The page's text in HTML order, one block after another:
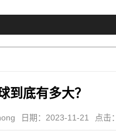
到底有多大？
日期：2023-11-21 点击